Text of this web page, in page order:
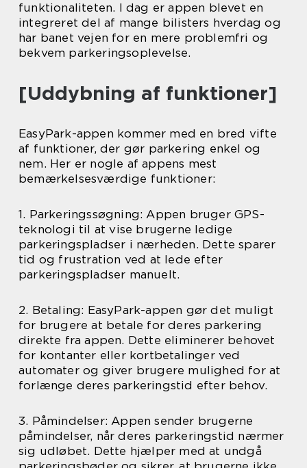
funktionaliteten. I dag er appen blevet en
integreret del af mange bilisters hverdag og
har banet vejen for en mere problemfri og
bekvem parkeringsoplevelse.
[Uddybning af funktioner]
EasyPark-appen kommer med en bred vifte
af funktioner, der gør parkering enkel og
nem. Her er nogle af appens mest
bemærkelsesværdige funktioner:
1. Parkeringssøgning: Appen bruger GPS-
teknologi til at vise brugerne ledige
parkeringspladser i nærheden. Dette sparer
tid og frustration ved at lede efter
parkeringspladser manuelt.
2. Betaling: EasyPark-appen gør det muligt
for brugere at betale for deres parkering
direkte fra appen. Dette eliminerer behovet
for kontanter eller kortbetalinger ved
automater og giver brugere mulighed for at
forlænge deres parkeringstid efter behov.
3. Påmindelser: Appen sender brugerne
påmindelser, når deres parkeringstid nærmer
sig udløbet. Dette hjælper med at undgå